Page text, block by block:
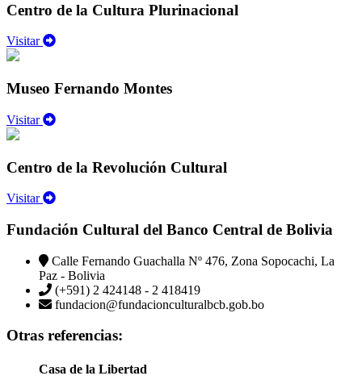
Centro de la Cultura Plurinacional
Visitar
Museo Fernando Montes
Visitar
Centro de la Revolución Cultural
Visitar
Fundación Cultural del Banco Central de Bolivia
Calle Fernando Guachalla Nº 476, Zona Sopocachi, La
Paz - Bolivia
(+591) 2 424148 - 2 418419
fundacion@fundacionculturalbcb.gob.bo
Otras referencias:
Casa de la Libertad